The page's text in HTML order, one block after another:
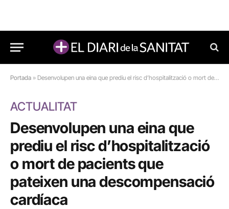
Portada » Desenvolupen una eina que prediu el risc d’hospitalització o mort de pacients que pateixen una descompensació cardíaca
ACTUALITAT
Desenvolupen una eina que
prediu el risc d’hospitalització
o mort de pacients que
pateixen una descompensació
cardíaca